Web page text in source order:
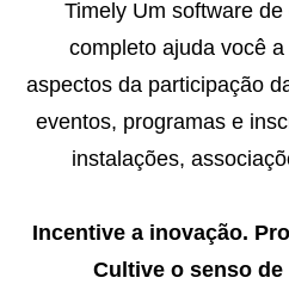
Timely Um software
completo ajuda você
aspectos da participação
eventos, programas e
instalações,
Incentive a inovação.
Cultive o senso